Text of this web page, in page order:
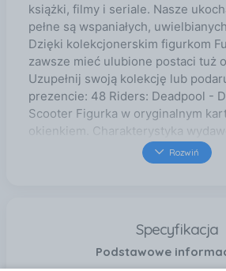
książki, filmy i seriale. Nasze
pełne są wspaniałych,
Dzięki kolekcjonerskim figurkom
zawsze mieć ulubione postaci tuż
Uzupełnij swoją kolekcję lub
prezencie: 48 Riders: Deadpool -
Scooter Figurka w oryginalnym
okienkiem. Charakterystyka
wydanie: międzynarodowe
Funko Pop - Figurki z dużymi
sprawia, że świetnie prezentują się
biurkach kolekcjonerów. Nie
Rozwiń
Specyfikacja
Podstawowe